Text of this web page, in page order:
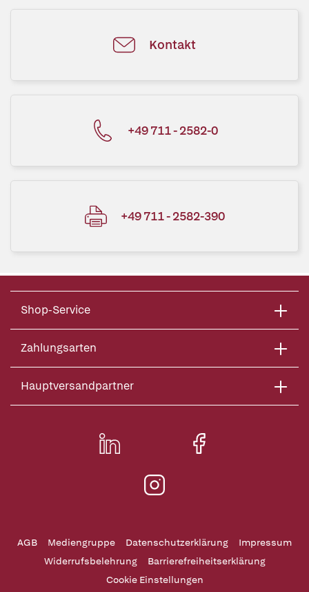
Kontakt
+49 711 - 2582-0
+49 711 - 2582-390
Shop-Service
Zahlungsarten
Hauptversandpartner
AGB Mediengruppe Datenschutzerklärung
Impressum
Widerrufsbelehrung
Barrierefreiheitserklärung
Cookie Einstellungen